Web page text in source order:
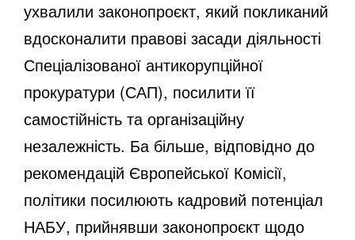
ухвалили законопроєкт, який покликаний
вдосконалити правові засади діяльності
Спеціалізованої антикорупційної
прокуратури (САП), посилити її
самостійність та організаційну
незалежність. Ба більше, відповідно до
рекомендацій Європейської Комісії,
політики посилюють кадровий потенціал
НАБУ, прийнявши законопроєкт щодо